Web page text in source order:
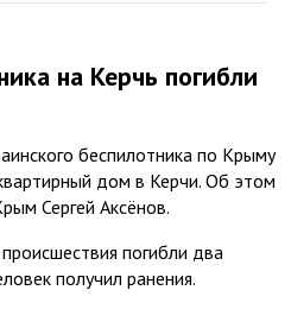
на Керчь погибли
беспилотника по Крыму
дом в Керчи. Об этом
Сергей Аксёнов.
погибли два
получил ранения.